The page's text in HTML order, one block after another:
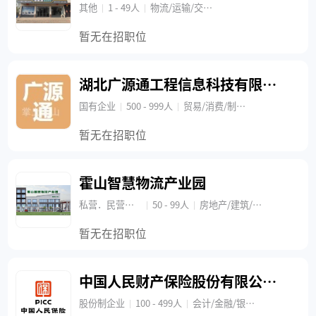
其他 | 1 - 49人 | 物流/运输/交通/运输/物流
暂无在招职位
湖北广源通工程信息科技有限公司
国有企业 | 500 - 999人 | 贸易/消费/制造/营运/机械/设备/重工
暂无在招职位
霍山智慧物流产业园
私营．民营企业 | 50 - 99人 | 房地产/建筑/物业管理/商业中心
暂无在招职位
中国人民财产保险股份有限公司霍山支公司
股份制企业 | 100 - 499人 | 会计/金融/银行/保险/保险